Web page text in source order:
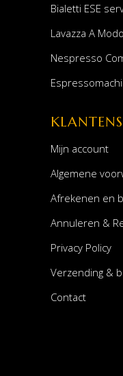
Bialetti ESE
Lavazza A
Nespresso
Mijn account
Algemene
Afrekenen en
Annuleren &
Privacy Policy
Verzending &
Contact